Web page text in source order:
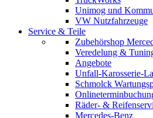
Unimog und
VW Nutzfahrzeuge
Service & Teile
Zubehörshop
Veredelung &
Angebote
Unfall-Karosserie-
Schmolck
Räder- &
Mercedes-Benz